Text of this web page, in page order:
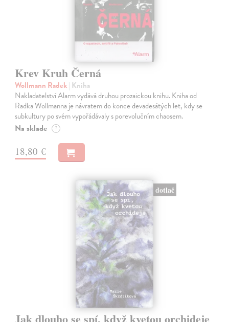
Krev Kruh Černá
Wollmann Radek| Kniha
Nakladatelství Alarm vydává druhou prozaickou knihu. Kniha od
Radka Wollmanna je návratem do konce devadesátých let, kdy se
subkultury po svém vypořádávaly s porevolučním chaosem.
Na sklade ?
18,80 €
dotlač
Jak dlouho se spí, když kvetou orchideje